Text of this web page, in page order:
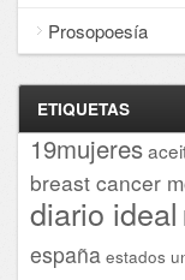
Prosopoesía
ETIQUETAS
19mujeres
breast cancer
diario ideal
españa estados